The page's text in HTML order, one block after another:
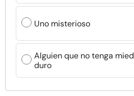
Uno misterioso
Alguien que no tenga
duro